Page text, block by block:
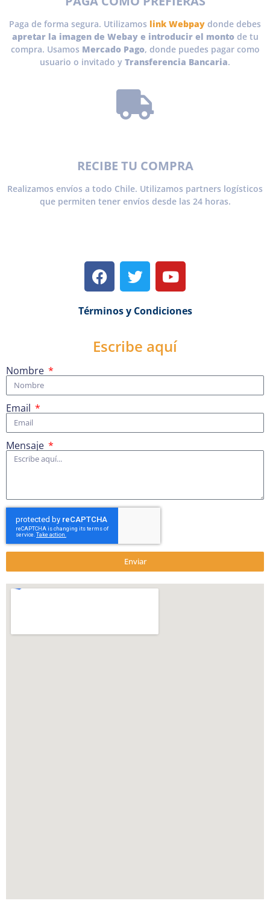
Paga de forma segura. Utilizamos link Webpay donde debes
apretar la imagen de Webay e introducir el montode tu
compra. Usamos Mercado Pago, donde puedes pagar como
usuario o invitado y Transferencia Bancaria.
RECIBE TU COMPRA
Realizamos envíos a todo Chile. Utilizamos partners logísticos
que permiten tener envíos desde las 24 horas.
Términos y Condiciones
Escribe aquí
Nombre
Email
Mensaje
Enviar